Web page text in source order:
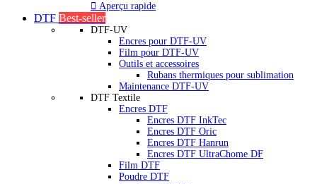
 Aperçu rapide
DTF Best-seller
DTF-UV
Encres pour DTF-UV
Film pour DTF-UV
Outils et accessoires
Rubans thermiques pour sublimation
Maintenance DTF-UV
DTF Textile
Encres DTF
Encres DTF InkTec
Encres DTF Oric
Encres DTF Hanrun
Encres DTF UltraChome DF
Film DTF
Poudre DTF